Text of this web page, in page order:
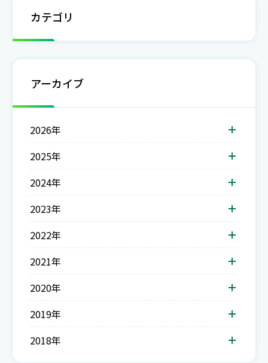
カテゴリ
アーカイブ
2026年
2025年
2024年
2023年
2022年
2021年
2020年
2019年
2018年